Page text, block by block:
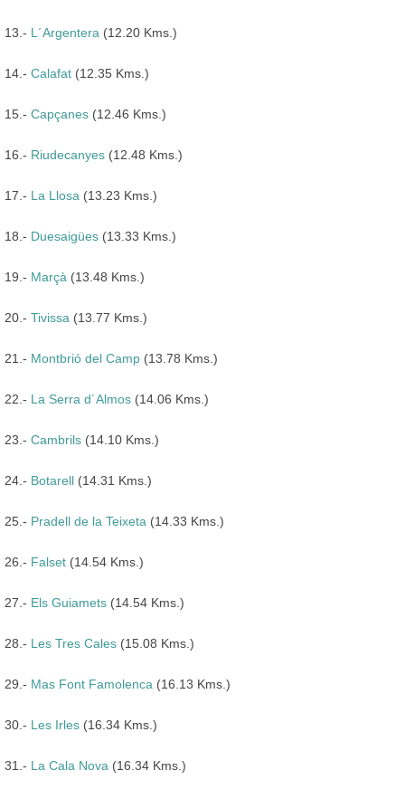
13.- L´Argentera (12.20 Kms.)
14.- Calafat (12.35 Kms.)
15.- Capçanes (12.46 Kms.)
16.- Riudecanyes (12.48 Kms.)
17.- La Llosa (13.23 Kms.)
18.- Duesaigües (13.33 Kms.)
19.- Marçà (13.48 Kms.)
20.- Tivissa (13.77 Kms.)
21.- Montbrió del Camp (13.78 Kms.)
22.- La Serra d´Almos (14.06 Kms.)
23.- Cambrils (14.10 Kms.)
24.- Botarell (14.31 Kms.)
25.- Pradell de la Teixeta (14.33 Kms.)
26.- Falset (14.54 Kms.)
27.- Els Guiamets (14.54 Kms.)
28.- Les Tres Cales (15.08 Kms.)
29.- Mas Font Famolenca (16.13 Kms.)
30.- Les Irles (16.34 Kms.)
31.- La Cala Nova (16.34 Kms.)